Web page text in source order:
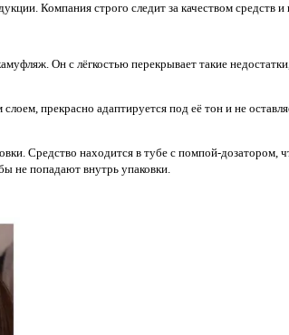
Компания строго следит за качеством средств
Он с лёгкостью перекрывает такие
прекрасно адаптируется под её тон и не
Средство находится в тубе с помпой-
не попадают внутрь упаковки.